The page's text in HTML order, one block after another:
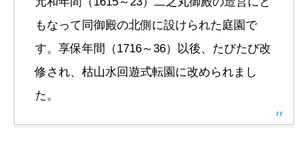
もなって同御殿の北側に設けられた庭園で
す。享保年間（1716～36）以後、たびたび改
修され、枯山水回遊式転園に改められまし
た。